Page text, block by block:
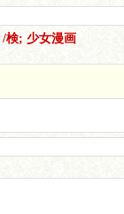
; 少女漫画